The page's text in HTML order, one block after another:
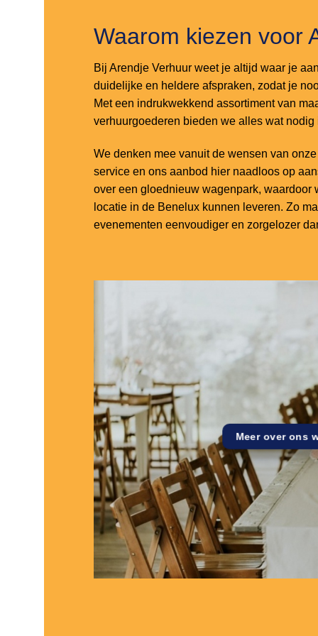
Waarom kiezen voor
Bij Arendje Verhuur weet je altijd waar je
duidelijke en heldere afspraken, zodat je
Met een indrukwekkend assortiment van
verhuurgoederen bieden we alles wat
We denken mee vanuit de wensen van
service en ons aanbod hier naadloos op
over een gloednieuw wagenpark, waardoor
locatie in de Benelux kunnen leveren. Zo
evenementen eenvoudiger en zorgelozer
Meer over ons